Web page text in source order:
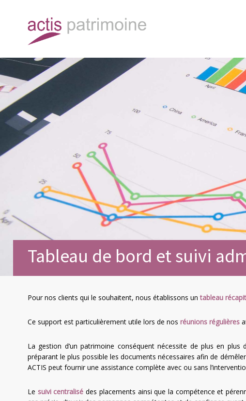
Tableau de bord et suivi
Pour nos clients qui le souhaitent, nous établissons untableau
Ce support est particulièrement utile lors de nos réunions régulières
La gestion d’un patrimoine conséquent nécessite de plus en plus
préparant le plus possible les documents nécessaires afin de
ACTIS peut fournir une assistance complète avec ou sans
Le suivi centralisédes placements ainsi que la compétence et